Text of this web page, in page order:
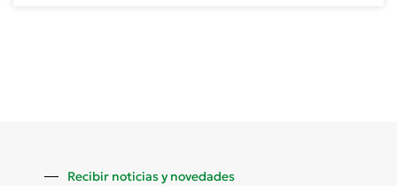
Recibir noticias y novedades